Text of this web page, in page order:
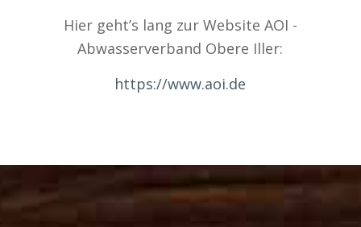
Hier geht’s lang zur Website AOI -
Abwasserverband Obere Iller:
https://www.aoi.de